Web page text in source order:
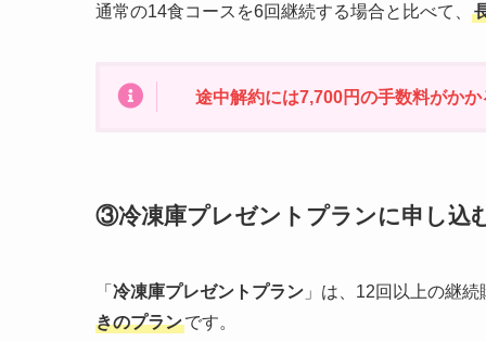
通常の14食コースを6回継続する場合と比べて、
途中解約には7,700円の手数料がかか
③冷凍庫プレゼントプランに申し込
「 冷凍庫プレゼントプラン 」は、12回以上の継
きのプランです。